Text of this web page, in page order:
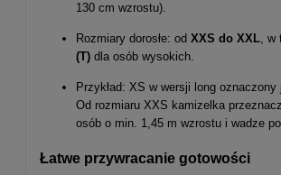
130 cm wzrostu).
Rozmiary dorosłe: od XXS do XXL, w
(T) dla osób wysokich.
Przykład: XS w wersji long
Od rozmiaru XXS kamizelka
osób o min. 1,45 m wzrostu i wadze
Łatwe przywracanie gotowości